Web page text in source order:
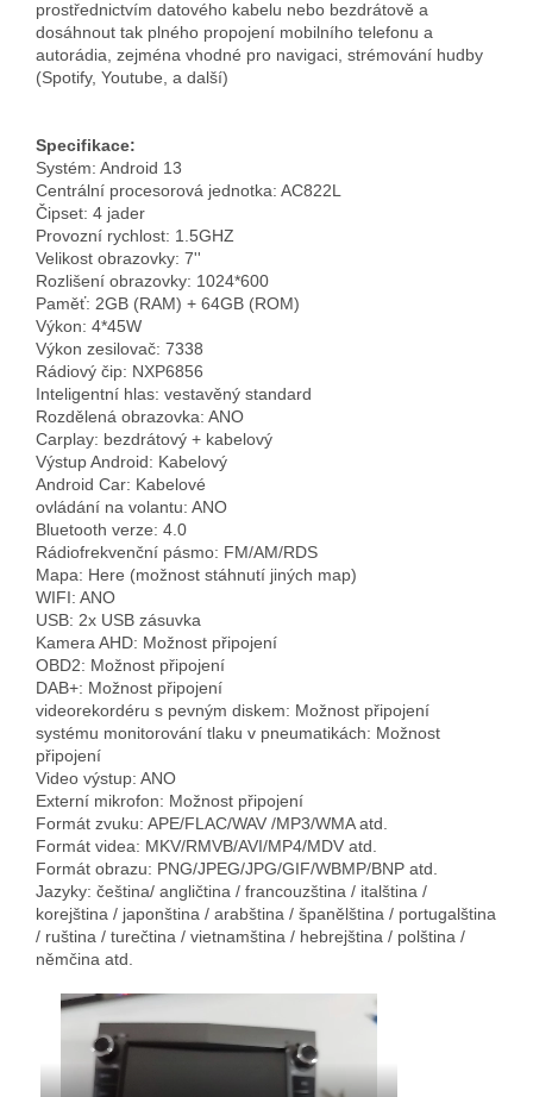
prostřednictvím datového kabelu nebo bezdrátově a
dosáhnout tak plného propojení mobilního telefonu a
autorádia, zejména vhodné pro navigaci, strémování hudby
(Spotify, Youtube, a další)
Specifikace:
Systém: Android 13
Centrální procesorová jednotka: AC822L
Čipset: 4 jader
Provozní rychlost: 1.5GHZ
Velikost obrazovky: 7''
Rozlišení obrazovky: 1024*600
Paměť: 2GB (RAM) + 64GB (ROM)
Výkon: 4*45W
Výkon zesilovač: 7338
Rádiový čip: NXP6856
Inteligentní hlas: vestavěný standard
Rozdělená obrazovka: ANO
Carplay: bezdrátový + kabelový
Výstup Android: Kabelový
Android Car: Kabelové
ovládání na volantu: ANO
Bluetooth verze: 4.0
Rádiofrekvenční pásmo: FM/AM/RDS
Mapa: Here (možnost stáhnutí jiných map)
WIFI: ANO
USB: 2x USB zásuvka
Kamera AHD: Možnost připojení
OBD2: Možnost připojení
DAB+: Možnost připojení
videorekordéru s pevným diskem: Možnost připojení
systému monitorování tlaku v pneumatikách: Možnost
připojení
Video výstup: ANO
Externí mikrofon: Možnost připojení
Formát zvuku: APE/FLAC/WAV /MP3/WMA atd.
Formát videa: MKV/RMVB/AVI/MP4/MDV atd.
Formát obrazu: PNG/JPEG/JPG/GIF/WBMP/BNP atd.
Jazyky: čeština/ angličtina / francouzština / italština /
korejština / japonština / arabština / španělština / portugalština
/ ruština / turečtina / vietnamština / hebrejština / polština /
němčina atd.